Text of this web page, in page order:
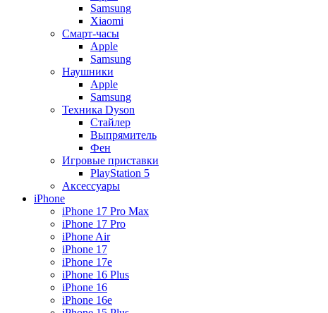
Samsung
Xiaomi
Смарт-часы
Apple
Samsung
Наушники
Apple
Samsung
Техника Dyson
Стайлер
Выпрямитель
Фен
Игровые приставки
PlayStation 5
Аксессуары
iPhone
iPhone 17 Pro Max
iPhone 17 Pro
iPhone Air
iPhone 17
iPhone 17e
iPhone 16 Plus
iPhone 16
iPhone 16e